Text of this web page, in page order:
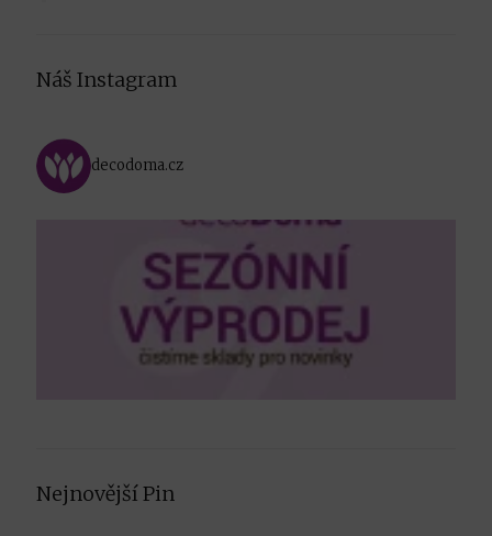
Náš Instagram
decodoma.cz
Nejnovější Pin